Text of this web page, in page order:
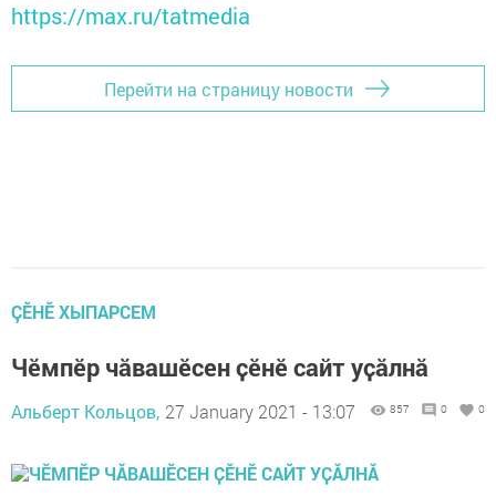
https://max.ru/tatmedia
Перейти на страницу новости
ÇӖНӖ ХЫПАРСЕМ
Чӗмпӗр чӑвашӗсен ҫӗнӗ сайт уҫӑлнӑ
Альберт Кольцов, 27 January 2021 - 13:07 857 0 0